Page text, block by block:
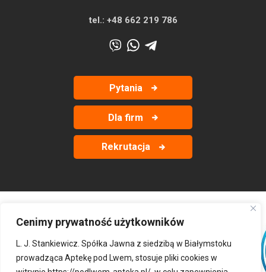
Cenimy prywatność użytkowników
L. J. Stankiewicz. Spółka Jawna z siedzibą w Białymstoku
prowadząca Aptekę pod Lwem, stosuje pliki cookies w
tel.: +48 662 219 786
Pytania
Dla firm
Rekrutacja
‹